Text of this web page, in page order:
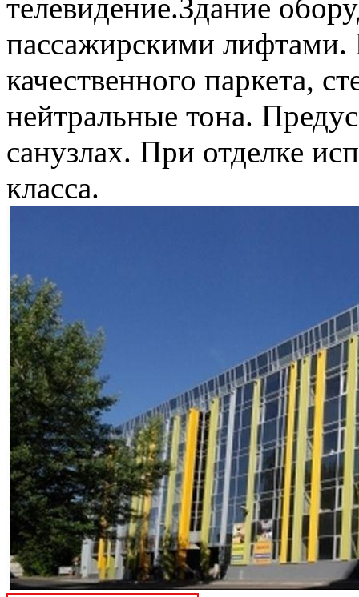
телевидение.Здание
пассажирскими
качественного паркета,
нейтральные тона.
санузлах. При отделке
класса.